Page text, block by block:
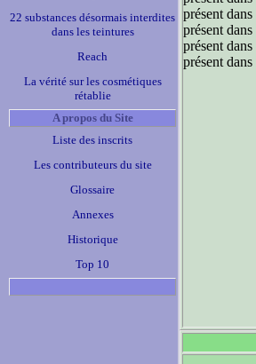
22 substances désormais interdites
dans les teintures
Reach
La vérité sur les cosmétiques
rétablie
A propos du Site
Liste des inscrits
Les contributeurs du site
Glossaire
Annexes
Historique
Top 10
présent dans
présent dans
présent dans
présent dans